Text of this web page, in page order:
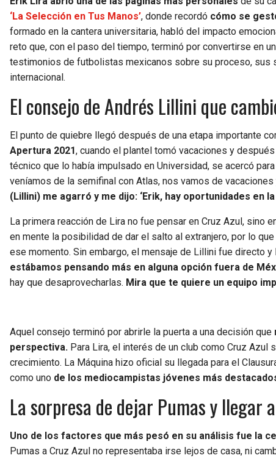
‘La Selección en Tus Manos’, donde recordó cómo se
formado en la cantera universitaria, habló del impacto
reto que, con el paso del tiempo, terminó por convertirse en
testimonios de futbolistas mexicanos sobre su proceso, sus
internacional.
El consejo de Andrés Lillini que
El punto de quiebre llegó después de una etapa importante
Apertura 2021, cuando el plantel tomó vacaciones y
técnico que lo había impulsado en Universidad, se acercó
veníamos de la semifinal con Atlas, nos vamos de
(Lillini) me agarró y me dijo: ‘Erik, hay oportunidades en la
La primera reacción de Lira no fue pensar en Cruz Azul, sino
en mente la posibilidad de dar el salto al extranjero, por lo
ese momento. Sin embargo, el mensaje de Lillini fue directo
estábamos pensando más en alguna opción fuera de
hay que desaprovecharlas. Mira que te quiere un equipo
Aquel consejo terminó por abrirle la puerta a una decisión que
perspectiva. Para Lira, el interés de un club como Cruz
crecimiento. La Máquina hizo oficial su llegada para el
como uno de los mediocampistas jóvenes más
La sorpresa de dejar Pumas y llegar
Uno de los factores que más pesó en su análisis fue la
Pumas a Cruz Azul no representaba irse lejos de casa, ni